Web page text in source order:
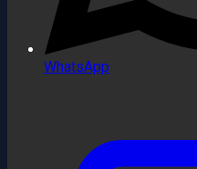
WhatsApp